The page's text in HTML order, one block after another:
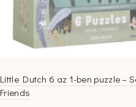
Little Dutch 6 az 1-ben puzzle –
Friends